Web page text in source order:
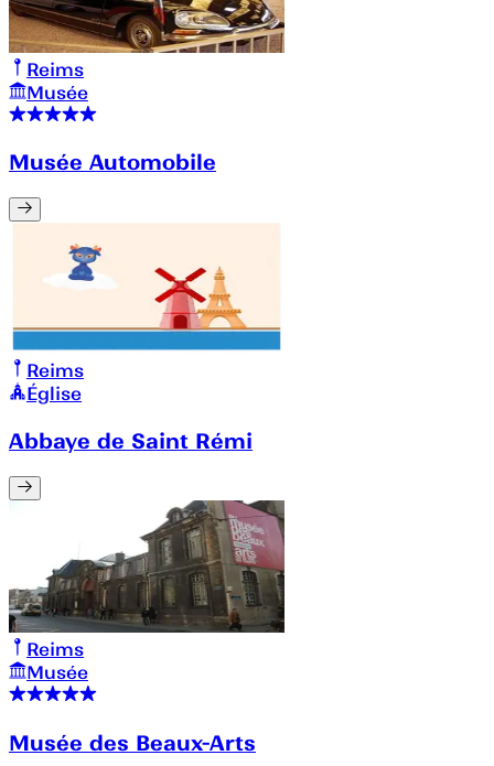
Reims
Musée
Musée Automobile
Reims
Église
Abbaye de Saint Rémi
Reims
Musée
Musée des Beaux-Arts